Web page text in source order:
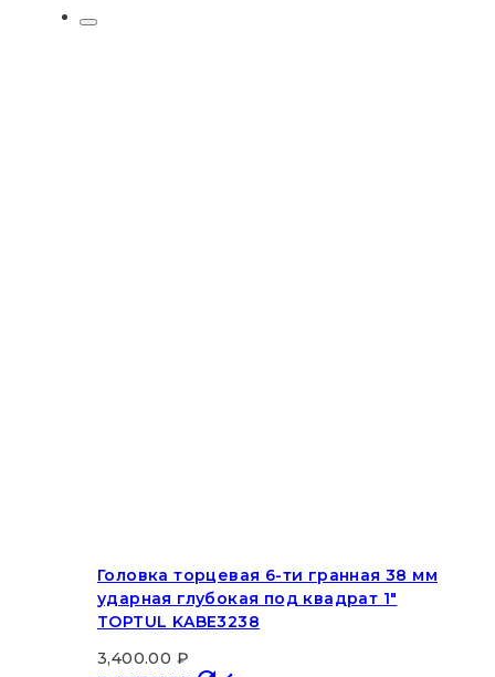
Головка торцевая 6-ти гранная 38 мм
ударная глубокая под квадрат 1″
TOPTUL KABE3238
3,400.00 ₽